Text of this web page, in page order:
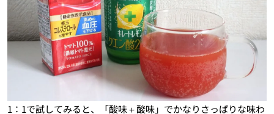
1：1で試してみると、「酸味＋酸味」でかなりさっぱりな味わ